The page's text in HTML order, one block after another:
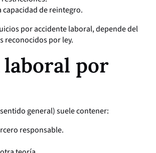
capacidad de reintegro.
por accidente laboral, depende del
reconocidos por ley.
laboral por
general) suele contener:
responsable.